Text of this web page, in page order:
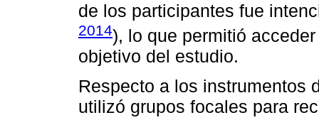
de los participantes fue
2014), lo que permitió
objetivo del estudio.
Respecto a los instrumentos
utilizó grupos focales para